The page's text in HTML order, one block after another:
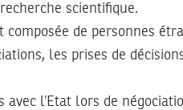
scientifique.
de personnes
les prises de
avec l’Etat lors de